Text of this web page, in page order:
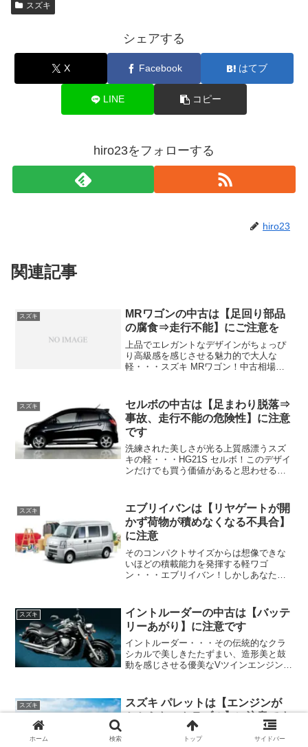
スズキ
シェアする
X Facebook はてブ
LINE コピー
hiro23をフォローする
hiro23
関連記事
スズキ
MRワゴンの中古は【足回り部品
の腐食⇒走行不能】にご注意を
上品でエレガントなデザインがちょっぴ
り高級感を感じさせる魅力的で大人な
軽・・・スズキ MRワゴン！中古相場も
ワゴンの中古車が選び放題でオシャレな
軽の中古を安く買い...
スズキ
セルボの中古は【足まわり脱落⇒
事故、走行不能の危険性】に注意
です
洗練された美しさが光る上質感漂うスズ
キの軽・・・HG21S セルボ！このデザイ
ンだけでも買う価値があると思わせるほ
たがスズキセルボを中古で狙っているな
ら注意したいポイン...
スズキ
エブリイバンは【リヤゲートが開
かず荷物が積めなくなる不具合】
に注意
そのコンパクトサイズからは想像できな
いほどの積載能力を発揮する軽ワゴ
ン・・・エブリイバン！しかしあなたが
を積み込めなくなる 非常に困った不具
合・トラブル！！ ...
スズキ
イントルーダーの中古は【バッテ
リーあがり】に注意です
イントルーダー・・・その伝統的なクラ
シカルで美しきたたずまい、造形美と鼓
動を感じさせる優美なVツインエンジン、
ム・・・しかしあなたがイントルーダー
を中古で狙っているなら注...
スズキ
スズキ パレットは【エンジンが
かからないトラブル】に注意です
オシャレなハイト軽ミニバン♪スズキ パ
レット！！自転車もラクラク乗せられる
ホーム 検索 トップ サイドバー